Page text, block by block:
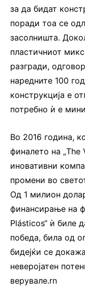
за да бидат
поради тоа се
засолништа.
пластичниот
разгради,
наредните 100
конструкција е
потребно ѝ е
Во 2016 година,
финалето на „The
иновативни
промени во
Од 1 милион
финансирање на
Plásticos“ ѝ биле
победа, била од
бидејќи се
неверојатен
верувале.rn